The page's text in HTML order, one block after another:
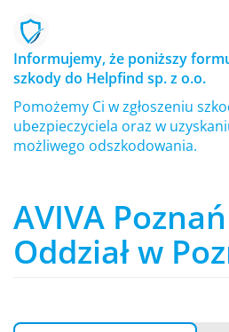
Informujemy, że poniższy
szkody do Helpfind sp. z o.o.
Pomożemy Ci w zgłoszeniu
ubezpieczyciela oraz w
możliwego odszkodowania.
AVIVA
Oddział w